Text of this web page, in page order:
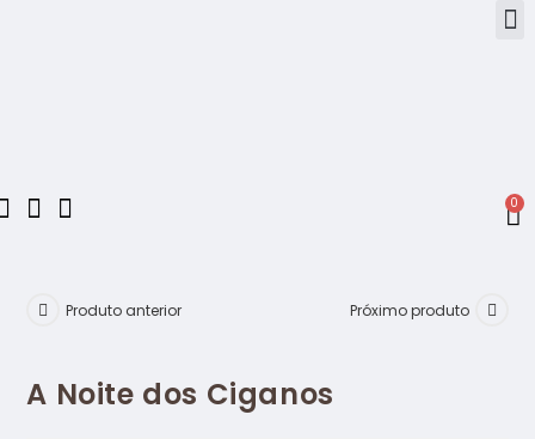
0
Produto anterior Próximo produto
A Noite dos Ciganos